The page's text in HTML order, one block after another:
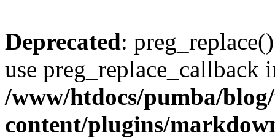
Deprecated:
use preg_replace_callback
/www/htdocs/pumba/
content/plugins/